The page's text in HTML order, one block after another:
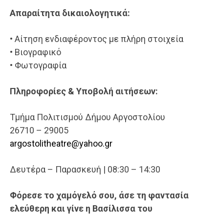
Απαραίτητα δικαιολογητικά:
• Αίτηση ενδιαφέροντος με πλήρη στοιχεία
• Βιογραφικό
• Φωτογραφία
Πληροφορίες & Υποβολή αιτήσεων:
Τμήμα Πολιτισμού Δήμου Αργοστολίου
26710 – 29005
argostolitheatre@yahoo.gr
Δευτέρα – Παρασκευή | 08:30 – 14:30
Φόρεσε το χαμόγελό σου, άσε τη φαντασία
ελεύθερη και γίνε η Βασίλισσα του